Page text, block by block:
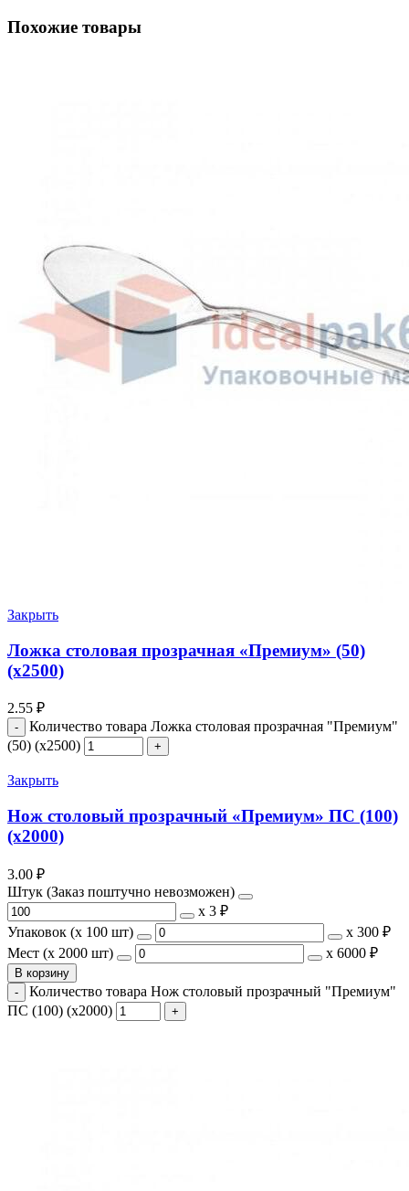
Похожие товары
Закрыть
Ложка столовая прозрачная «Премиум» (50)
(х2500)
2.55 ₽
Количество товара Ложка столовая прозрачная "Премиум"
(50) (х2500)
Закрыть
Нож столовый прозрачный «Премиум» ПС (100)
(х2000)
3.00 ₽
Штук (Заказ поштучно невозможен)
х 3 ₽
Упаковок (x 100 шт)
х 300 ₽
Мест (x 2000 шт)
х 6000 ₽
В корзину
Количество товара Нож столовый прозрачный "Премиум"
ПС (100) (х2000)